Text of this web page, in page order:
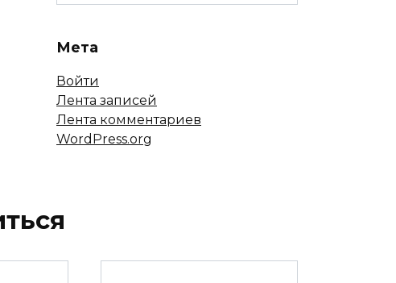
Мета
Войти
Лента записей
Лента комментариев
WordPress.org